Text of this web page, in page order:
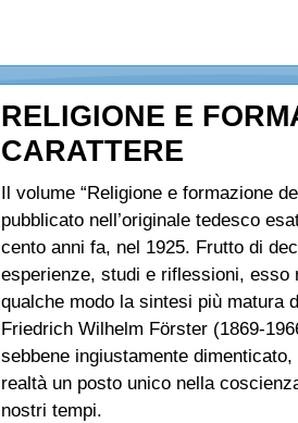
RELIGIONE E
CARATTERE
Il volume “Religione e formazione
pubblicato nell’originale tedesco
cento anni fa, nel 1925. Frutto di
esperienze, studi e riflessioni, esso
qualche modo la sintesi più matura
Friedrich Wilhelm Förster (1869-
sebbene ingiustamente
realtà un posto unico nella
nostri tempi.